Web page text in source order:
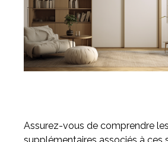
Assurez-vous de comprendre